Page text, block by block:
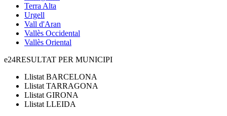
Terra Alta
Urgell
Vall d'Aran
Vallès Occidental
Vallès Oriental
e24RESULTAT PER MUNICIPI
Llistat BARCELONA
Llistat TARRAGONA
Llistat GIRONA
Llistat LLEIDA